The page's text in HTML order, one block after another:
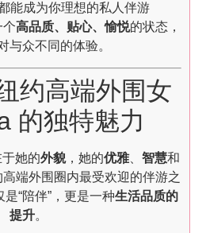
能成为你理想的私人伴游
个高品质、贴心、愉悦的状态，
与众不同的体验。
约高端外围女
的独特魅力
她的外貌，她的优雅、 智慧和
端外围圈内最受欢迎的伴游之
“陪伴”，更是一种生活品质的
提升。